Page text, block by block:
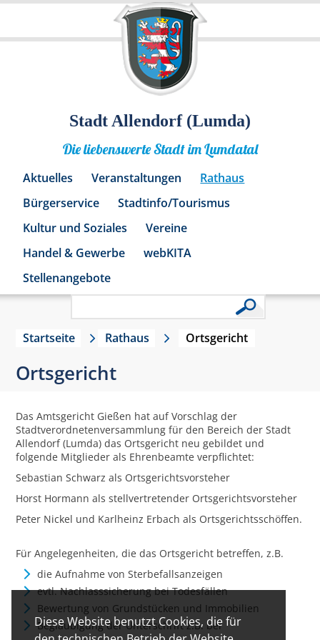
Diese Website benutzt Cookies, die für
Stadt Allendorf (Lumda)
Die liebenswerte Stadt im Lumdatal
Aktuelles Veranstaltungen
Rathaus
Bürgerservice
Stadtinfo/Tourismus
Kultur und Soziales
Vereine
Handel & Gewerbe
webKITA
Stellenangebote
Startseite Rathaus Ortsgericht
Ortsgericht
Das Amtsgericht Gießen hat auf Vorschlag der
Stadtverordnetenversammlung für den Bereich der Stadt
Allendorf (Lumda) das Ortsgericht neu gebildet und
folgende Mitglieder als Ehrenbeamte verpflichtet:
Sebastian Schwarz als Ortsgerichtsvorsteher
Horst Hormann als stellvertretender Ortsgerichtsvorsteher
Peter Nickel und Karlheinz Erbach als Ortsgerichtsschöffen.
Für Angelegenheiten, die das Ortsgericht betreffen, z.B.
die Aufnahme von Sterbefallsanzeigen
evtl. Nachlasssicherung bei Todesfällen
Bewertung von Grundstücken und Immobilien
Beglaubigung der Unterschrift z.B. bei